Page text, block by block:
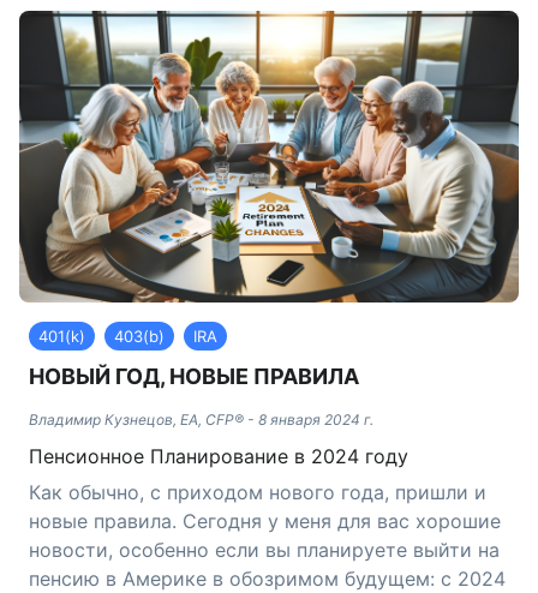
401(k) 403(b) IRA
НОВЫЙ ГОД, НОВЫЕ ПРАВИЛА
Владимир Кузнецов, EA, CFP® - 8 января 2024 г.
Пенсионное Планирование в 2024 году
Как обычно, с приходом нового года, пришли и
новые правила. Сегодня у меня для вас хорошие
новости, особенно если вы планируете выйти на
пенсию в Америке в обозримом будущем: с 2024